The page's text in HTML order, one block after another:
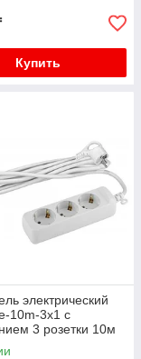
Купить
электрический
10m-3x1 с
3 розетки 10м
16А